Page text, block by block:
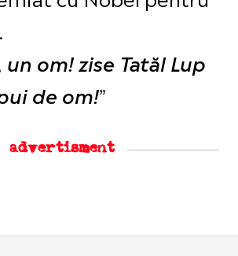
om! zise Tatăl Lup
de om!”
advertisment